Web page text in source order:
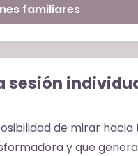
familiares
sesión
de mirar
y que